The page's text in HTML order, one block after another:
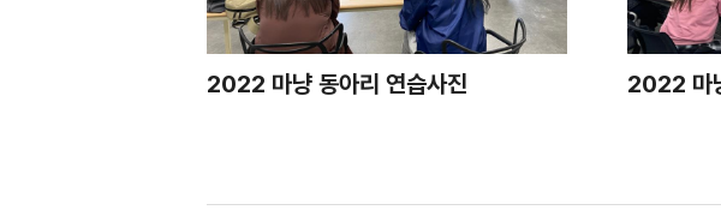
2022 마냥 동아리 연습사진 2022 마